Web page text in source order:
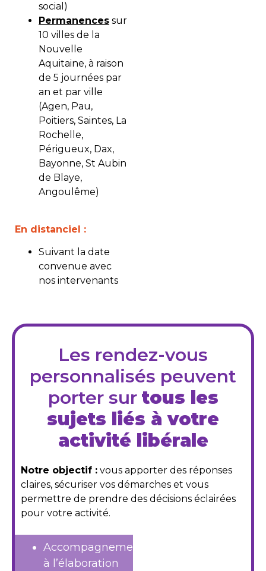
social)
Permanences sur
10 villes de la
Nouvelle
Aquitaine, à raison
de 5 journées par
an et par ville
(Agen, Pau,
Poitiers, Saintes, La
Rochelle,
Périgueux, Dax,
Bayonne, St Aubin
de Blaye,
Angoulême)
En distanciel :
Suivant la date
convenue avec
nos intervenants
Les rendez-vous
personnalisés peuvent
porter sur tous les
sujets liés à votre
activité libérale
Notre objectif : vous apporter des réponses
claires, sécuriser vos démarches et vous
permettre de prendre des décisions éclairées
pour votre activité.
Accompagnement
à l’élaboration